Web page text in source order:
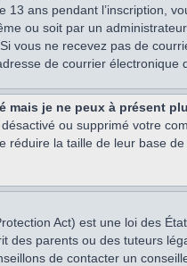
13 ans pendant l’inscription,
ou soit par un
vous ne recevez pas de
de courrier
mais je ne peux à présent
ou supprimé votre
réduire la taille de leur base
Act) est une loi des
des parents ou des tuteurs
de contacter un